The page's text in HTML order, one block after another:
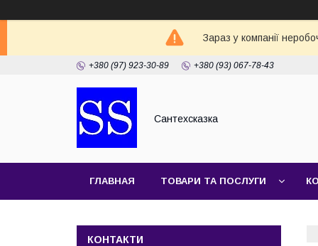
Зараз у компанії
+380 (97) 923-30-89 +380 (93) 067-78-43
Сантехсказка
ГЛАВНАЯ ТОВАРИ ТА ПОСЛУГИ
КОНТАКТИ